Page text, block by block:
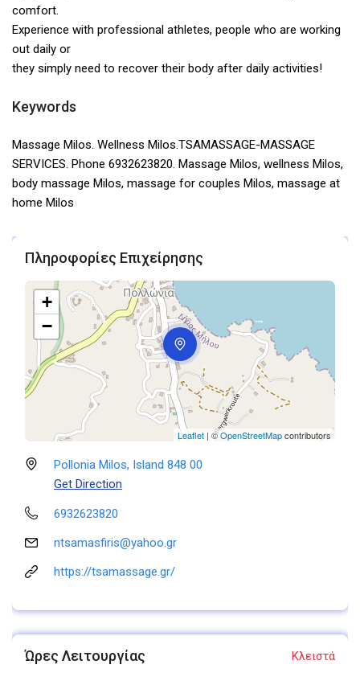
comfort.
Experience with professional athletes, people who are working
out daily or
they simply need to recover their body after daily activities!
Keywords
Massage Milos. Wellness Milos.TSAMASSAGE-MASSAGE
SERVICES. Phone 6932623820. Massage Milos, wellness Milos,
body massage Milos, massage for couples Milos, massage at
home Milos
Πληροφορίες Επιχείρησης
+
−
Leaflet | ©OpenStreetMapcontributors
Pollonia Milos, Island 848 00
Get Direction
6932623820
ntsamasfiris@yahoo.gr
https://tsamassage.gr/
Ώρες Λειτουργίας Κλειστά